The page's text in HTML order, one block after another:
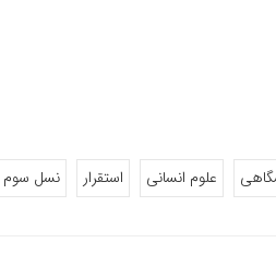
علوم انسانی استقرار نسل سوم